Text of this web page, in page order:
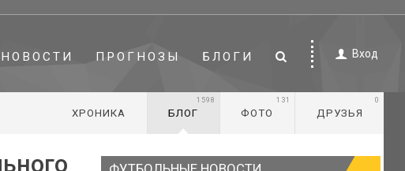
НОВОСТИ ПРОГНОЗЫ БЛОГИ Вход
ХРОНИКА БЛОГ
1598
ФОТО
131
ДРУЗЬЯ
0